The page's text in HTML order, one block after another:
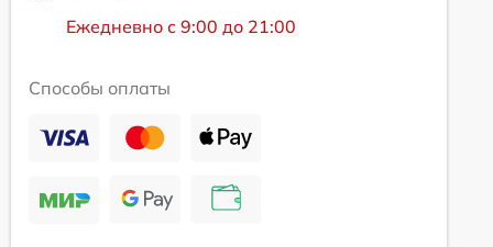
Ежедневно с 9:00 до 21:00
Способы оплаты